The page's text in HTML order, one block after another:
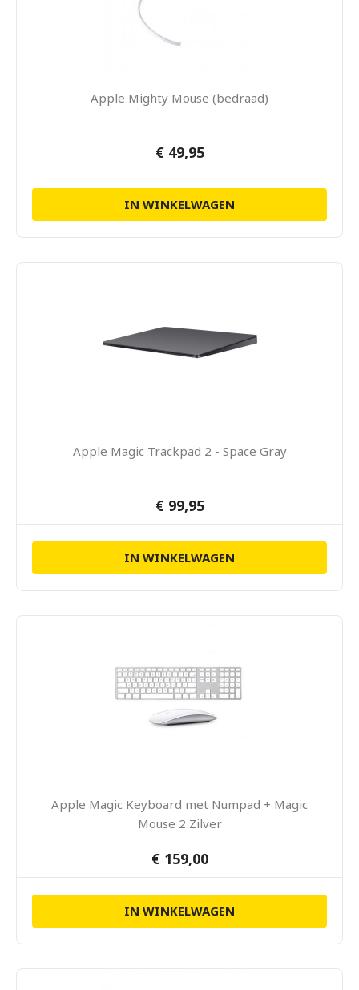
Apple Mighty Mouse (bedraad)
€ 49,95
IN WINKELWAGEN
Apple Magic Trackpad 2 - Space Gray
€ 99,95
IN WINKELWAGEN
Apple Magic Keyboard met Numpad + Magic
Mouse 2 Zilver
€ 159,00
IN WINKELWAGEN